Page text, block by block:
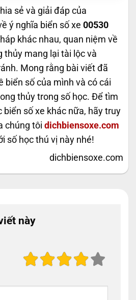
sẻ và giải đáp của
ý nghĩa biển số xe 00530
khác nhau, quan niệm về
thủy mang lại tài lộc và
Mong rằng bài viết đã
biển số của mình và có cái
thủy trong số học. Để tìm
biển số xe khác nữa, hãy truy
chúng tôi dichbiensoxe.com
số học thú vị này nhé!
dichbiensoxe.com
này